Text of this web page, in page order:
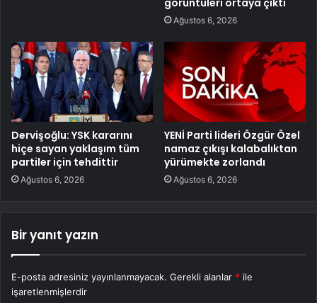
görüntüleri ortaya çıktı
Ağustos 6, 2026
Dervişoğlu: YSK kararını
hiçe sayan yaklaşım tüm
partiler için tehdittir
Ağustos 6, 2026
YENİ Parti lideri Özgür Özel
namaz çıkışı kalabalıktan
yürümekte zorlandı
Ağustos 6, 2026
Bir yanıt yazın
E-posta adresiniz yayınlanmayacak. Gerekli alanlar * ile
işaretlenmişlerdir